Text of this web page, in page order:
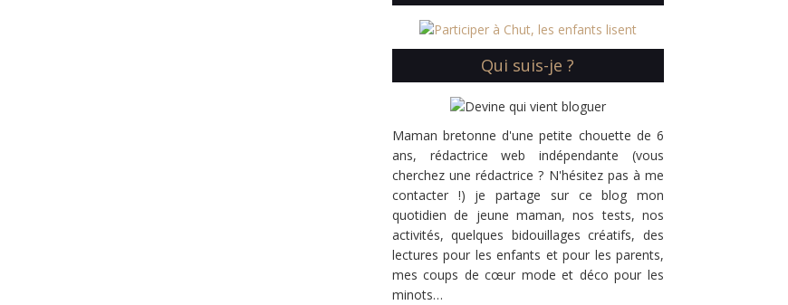
Qui suis-je ?
Maman bretonne d'une petite chouette de 6
ans, rédactrice web indépendante (vous
cherchez une rédactrice ? N'hésitez pas à me
contacter !) je partage sur ce blog mon
quotidien de jeune maman, nos tests, nos
activités, quelques bidouillages créatifs, des
lectures pour les enfants et pour les parents,
mes coups de cœur mode et déco pour les
minots…